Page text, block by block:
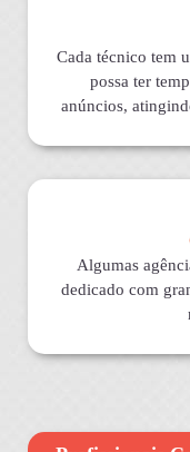
Cada técnico tem
possa ter
anúncios,
Algumas
dedicado com